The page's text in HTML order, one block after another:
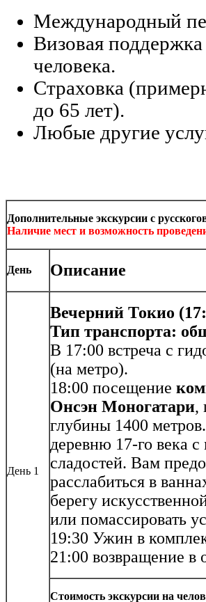
Международный
Визовая
человека.
Страховка
до 65 лет).
Любые другие
Дополнительные экскурсии с
Наличие мест и возможность
День Описание
День 1
Вечерний Токио
Тип транспорта:
В 17:00 встреча с
(на метро).
18:00 посещение
Онсэн Моногатари,
глубины 1400
деревню 17-го века
сладостей. Вам
расслабиться в
берегу
или помассировать
19:30 Ужин в
21:00 возвращение в
Стоимость экскурсии на